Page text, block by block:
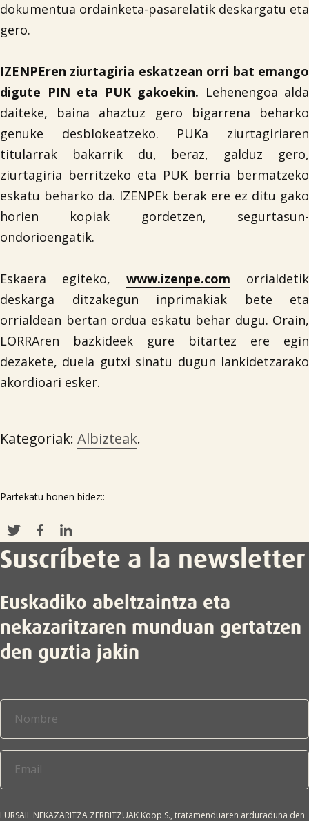

dokumentua ordainketa-pasarelatik deskargatu eta
gero.
IZENPEren ziurtagiria eskatzean orri bat emango
digute PIN eta PUK gakoekin. Lehenengoa alda
daiteke, baina ahaztuz gero bigarrena beharko
genuke desblokeatzeko. PUKa ziurtagiriaren
titularrak bakarrik du, beraz, galduz gero,
ziurtagiria berritzeko eta PUK berria bermatzeko
eskatu beharko da. IZENPEk berak ere ez ditu gako
horien kopiak gordetzen, segurtasun-
ondorioengatik.
Eskaera egiteko, www.izenpe.com orrialdetik
deskarga ditzakegun inprimakiak bete eta
orrialdean bertan ordua eskatu behar dugu. Orain,
LORRAren bazkideek gure bitartez ere egin
dezakete, duela gutxi sinatu dugun lankidetzarako
akordioari esker.
Kategoriak: Albizteak.
Partekatu honen bidez::
Suscríbete a la newsletter
Euskadiko abeltzaintza eta
nekazaritzaren munduan gertatzen
den guztia jakin
LURSAIL NEKAZARITZA ZERBITZUAK Koop.S., tratamenduaren arduraduna den